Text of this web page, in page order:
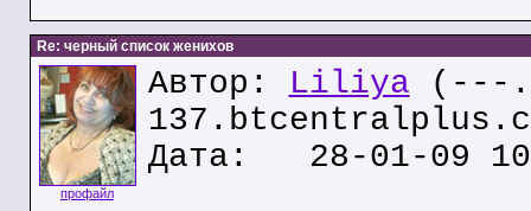
Re: черный список женихов
профайл
Автор: Liliya (---
Дата: 28-01-09